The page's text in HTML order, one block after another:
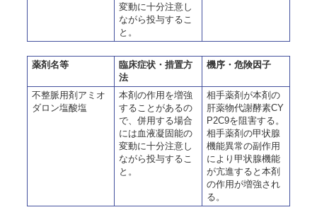
変動に十分注意し
ながら投与するこ
と。
薬剤名等
臨床症状・措置方
法
機序・危険因子
不整脈用剤アミオ
ダロン塩酸塩
本剤の作用を増強
することがあるの
で、併用する場合
には血液凝固能の
変動に十分注意し
ながら投与するこ
と。
相手薬剤が本剤の
肝薬物代謝酵素CY
P2C9を阻害する。
相手薬剤の甲状腺
機能異常の副作用
により甲状腺機能
が亢進すると本剤
の作用が増強され
る。